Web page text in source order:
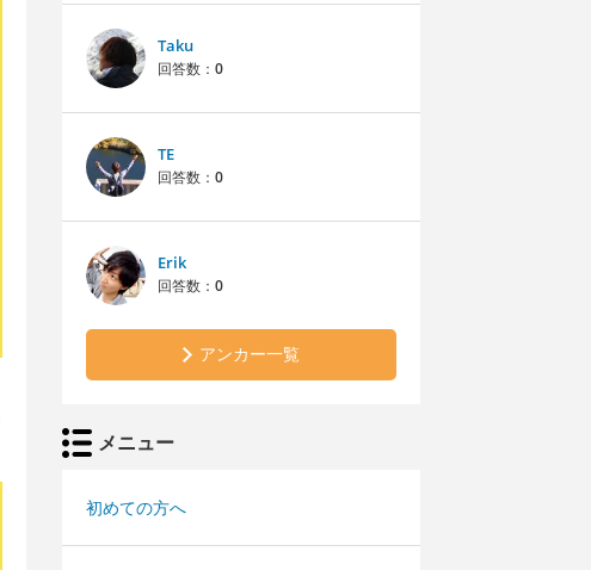
Taku
回答数： 0
TE
回答数： 0
Erik
回答数： 0
アンカー一覧
メニュー
初めての方へ